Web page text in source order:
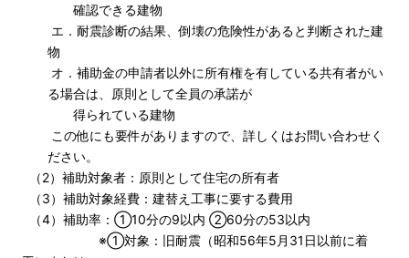
確認できる建物
エ．耐震診断の結果、倒壊の危険性があると判断された建
物
オ．補助金の申請者以外に所有権を有している共有者がい
る場合は、原則として全員の承諾が
得られている建物
この他にも要件がありますので、詳しくはお問い合わせく
ださい。
（2）補助対象者：原則として住宅の所有者
（3）補助対象経費：建替え工事に要する費用
（4）補助率：①10分の9以内 ②60分の53以内
※①対象：旧耐震（昭和56年5月31日以前に着